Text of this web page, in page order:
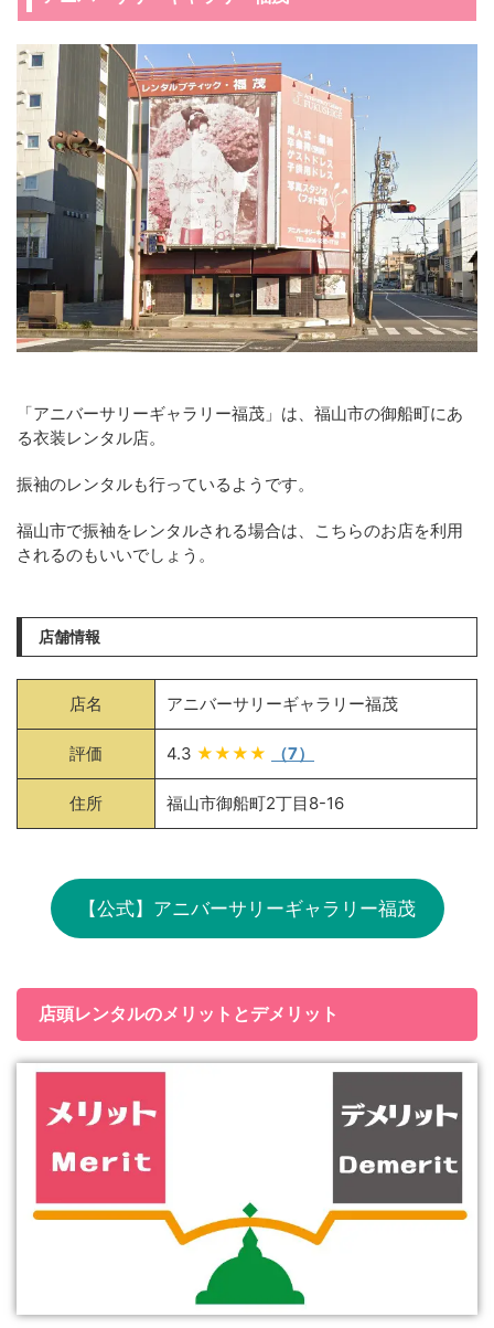
「アニバーサリーギャラリー福茂」は、福山市の御船町にあ
る衣装レンタル店。
振袖のレンタルも行っているようです。
福山市で振袖をレンタルされる場合は、こちらのお店を利用
されるのもいいでしょう。
店舗情報
店名 アニバーサリーギャラリー福茂
評価 4.3 ★★★★ （7）
住所 福山市御船町2丁目8-16
【公式】アニバーサリーギャラリー福茂
店頭レンタルのメリットとデメリット